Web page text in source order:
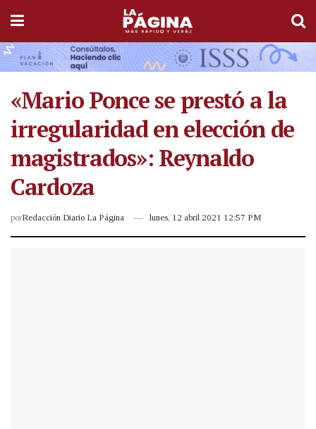
«Mario Ponce se prestó a la
irregularidad en elección de
magistrados»: Reynaldo
Cardoza
porRedacción Diario La Página lunes, 12 abril 2021 12:57 PM